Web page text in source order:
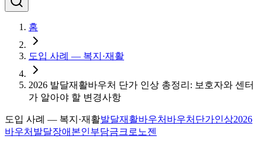
홈
도입 사례 — 복지·재활
2026 발달재활바우처 단가 인상 총정리: 보호자와 센터
가 알아야 할 변경사항
도입 사례 — 복지·재활발달재활바우처 바우처단가인상2026
바우처 발달장애 본인부담금크로노젠